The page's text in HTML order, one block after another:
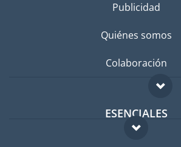
Publicidad
Quiénes somos
Colaboración
ESENCIALES
Foro para expatriados